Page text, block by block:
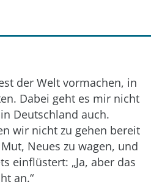
der Welt vormachen, in
Dabei geht es mir nicht
Deutschland auch.
wir nicht zu gehen bereit
Neues zu wagen, und
einflüstert: „Ja, aber das
an.“